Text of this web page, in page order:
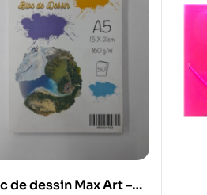
de dessin Max Art –